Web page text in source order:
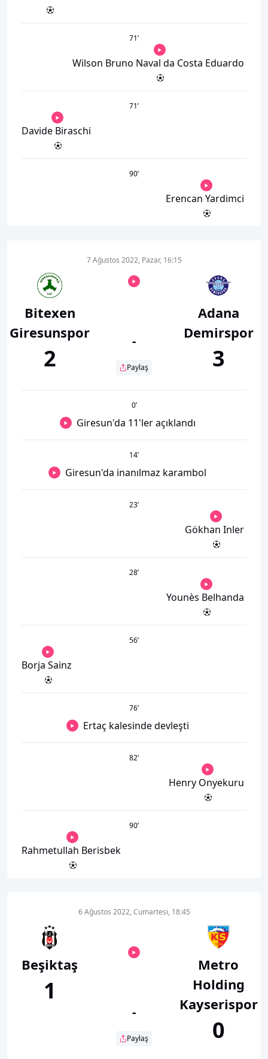
71’
Wilson Bruno Naval da Costa Eduardo
71’
Davide Biraschi
90’
Erencan Yardimci
Bitexen
Giresunspor
2
7 Ağustos 2022, Pazar, 16:15
-
Paylaş
Adana
Demirspor
3
0’
Giresun'da 11'ler açıklandı
14’
Giresun'da inanılmaz karambol
23’
Gökhan Inler
28’
Younès Belhanda
56’
Borja Sainz
76’
Ertaç kalesinde devleşti
82’
Henry Onyekuru
90’
Rahmetullah Berisbek
Beşiktaş
1
6 Ağustos 2022, Cumartesi, 18:45
-
Paylaş
Metro
Holding
Kayserispor
0